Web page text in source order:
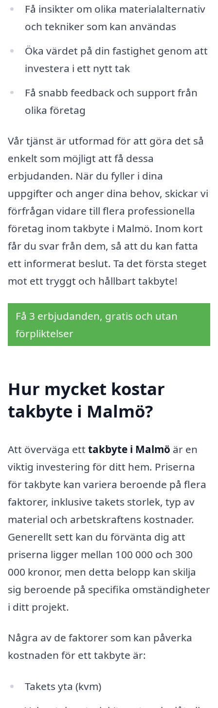
Få insikter om olika materialalternativ
och tekniker som kan användas
Öka värdet på din fastighet genom att
investera i ett nytt tak
Få snabb feedback och support från
olika företag
Vår tjänst är utformad för att göra det så
enkelt som möjligt att få dessa
erbjudanden. När du fyller i dina
uppgifter och anger dina behov, skickar vi
förfrågan vidare till flera professionella
företag inom takbyte i Malmö. Inom kort
får du svar från dem, så att du kan fatta
ett informerat beslut. Ta det första steget
mot ett tryggt och hållbart takbyte!
Få 3 erbjudanden, gratis och utan
förpliktelser
Hur mycket kostar
takbyte i Malmö?
Att överväga ett takbyte i Malmö är en
viktig investering för ditt hem. Priserna
för takbyte kan variera beroende på flera
faktorer, inklusive takets storlek, typ av
material och arbetskraftens kostnader.
Generellt sett kan du förvänta dig att
priserna ligger mellan 100 000 och 300
000 kronor, men detta belopp kan skilja
sig beroende på specifika omständigheter
i ditt projekt.
Några av de faktorer som kan påverka
kostnaden för ett takbyte är:
Takets yta (kvm)